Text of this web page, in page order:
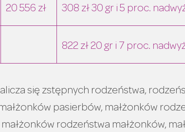
20 556 zł 308 zł 30 gr i 5 proc.
822 zł 20 gr i 7 proc.
się zstępnych rodzeństwa,
pasierbów, małżonków
małżonków rodzeństwa małżonków,